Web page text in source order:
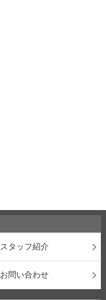
スタッフ紹介
お問い合わせ